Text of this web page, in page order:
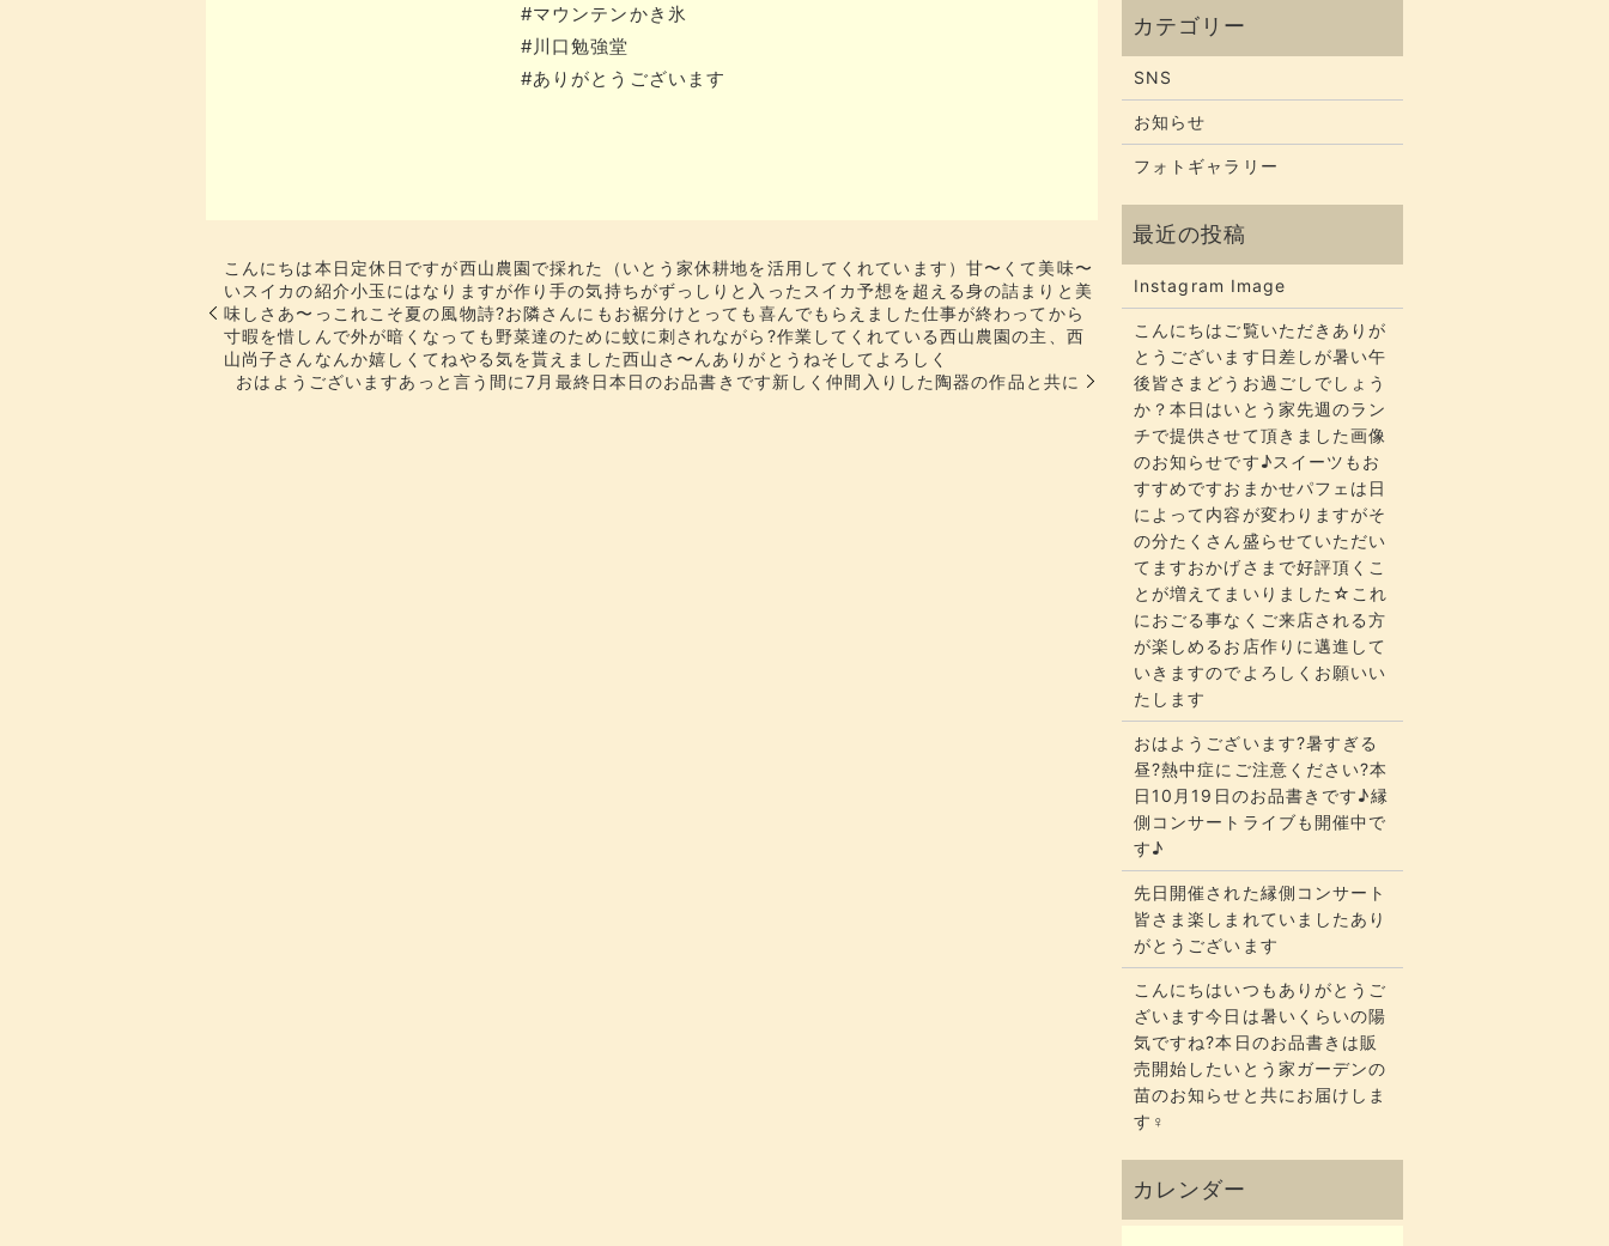
#マウンテンかき氷​
#川口勉強堂​
#ありがとうございます​
こんにちは​​本日定休日ですが​西山農園で採れた（いとう家休耕地を活用してくれています）​甘〜くて美味〜
いスイカの紹介​​​小玉にはなりますが​作り手の気持ちがずっしりと入ったスイカ​​​予想を超える身の詰まりと美
味しさ​あ〜っ️これこそ夏の風物詩?​​​お隣さんにもお裾分け​とっても喜んでもらえました​​​仕事が終わってから​
寸暇を惜しんで​外が暗くなっても​野菜達のために蚊に刺されながら?​作業してくれている西山農園の主、西
山尚子さん​​なんか​嬉しくてね️​​​やる気を貰えました​​​西山さ〜ん️​ありがとうね​​​そしてよろしく️​​
おはようございますあっと言う間に7月最終日本日のお品書きです新しく仲間入りした陶器の作品と共に
SNS
お知らせ
フォトギャラリー
Instagram Image
こんにちはご覧いただきありが
とうございます​​​日差しが暑い午
後皆さまどうお過ごしでしょう
か？​​​本日はいとう家先週のラン
チで提供させて頂きました画像
のお知らせです♪スイーツもお
すすめですおまかせパフェは日
によって内容が変わりますがそ
の分たくさん盛らせていただい
てます​​​おかげさまで好評頂くこ
とが増えてまいりました☆​​これ
におごる事なくご来店される方
が楽しめるお店作りに邁進して
いきますのでよろしくお願いい
たします
おはようございます?暑すぎる
昼?熱中症にご注意ください?本
日10月19日のお品書きです♪縁
側コンサートライブも開催中で
す♪
先日開催された縁側コンサート
皆さま楽しまれていましたあり
がとうございます
こんにちはいつもありがとうご
ざいます今日は暑いくらいの陽
気ですね?本日のお品書きは販
売開始したいとう家ガーデンの
苗のお知らせと共にお届けしま
す‍♀️